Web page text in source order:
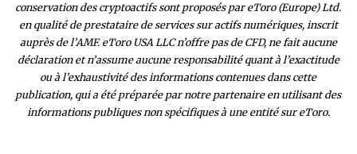
conservation des cryptoactifs sont proposés par eToro (Europe) Ltd.
en qualité de prestataire de services sur actifs numériques, inscrit
auprès de l’AMF. eToro USA LLC n’offre pas de CFD, ne fait aucune
déclaration et n’assume aucune responsabilité quant à l’exactitude
ou à l’exhaustivité des informations contenues dans cette
publication, qui a été préparée par notre partenaire en utilisant des
informations publiques non spécifiques à une entité sur eToro.